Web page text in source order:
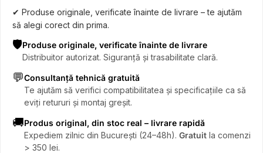
✔ Produse originale, verificate înainte de livrare – te ajutăm
să alegi corect din prima.
🛡️Produse originale, verificate înainte de livrare
Distribuitor autorizat. Siguranță și trasabilitate clară.
💬Consultanță tehnică gratuită
Te ajutăm să verifici compatibilitatea și specificațiile ca să
eviți retururi și montaj greșit.
🚚Produs original, din stoc real – livrare rapidă
Expediem zilnic din București (24–48h). Gratuit la comenzi
> 350 lei.